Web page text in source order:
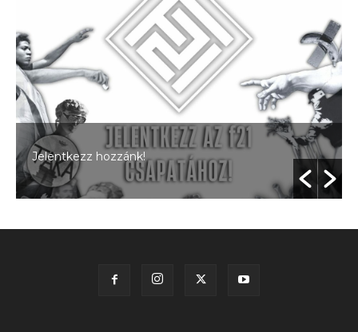
Jelentkezz hozzánk!